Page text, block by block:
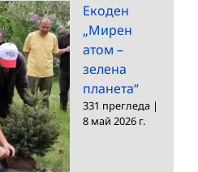
Екоден
„Мирен
атом –
зелена
планета“
331 прегледа |
8 май 2026 г.